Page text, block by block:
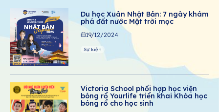
Du học Xuân Nhật Bản: 7 ngày khám
phá đất nước Mặt trời mọc
19/12/2024
Sự kiện
Victoria School phối hợp học viện
bóng rổ Yourlife triển khai Khóa học
bóng rổ cho học sinh